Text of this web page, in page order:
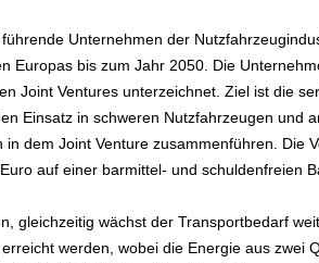
Unternehmen der
Europas bis zum Jahr 2050. Die
Joint Ventures unterzeichnet. Ziel ist die
Einsatz in schweren Nutzfahrzeugen und
dem Joint Venture zusammenführen. Die
auf einer barmittel- und schuldenfreien
gleichzeitig wächst der Transportbedarf
werden, wobei die Energie aus zwei